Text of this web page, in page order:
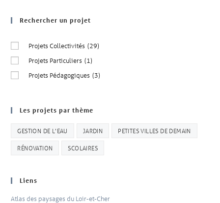
Rechercher un projet
Projets Collectivités (29)
Projets Particuliers (1)
Projets Pédagogiques (3)
Les projets par thème
GESTION DE L'EAU JARDIN PETITES VILLES DE DEMAIN
RÉNOVATION SCOLAIRES
Liens
Atlas des paysages du Loir-et-Cher